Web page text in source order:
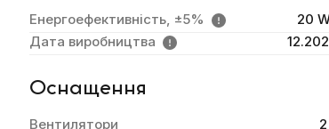
Енергоефективність, ±5%
20
Дата виробництва
Оснащення
Вентилятори